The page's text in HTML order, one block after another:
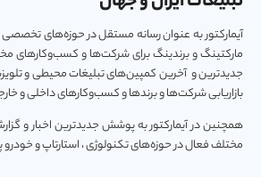
آیمارکتور به عنوان رسانه مستقل در حوزه‌های تخصصی
مارکتینگ و برندینگ برای شرکت‌ها و کسب‌و‌کارهای
جدیدترین و آخرین کمپین‌های تبلیغات محیطی و
بازاریابی شرکت‌ها و برندها و کسب‌و‌کارهای داخلی و
مختلف فعال در حوزه‌های تکنولوژی ، استارتاپ و